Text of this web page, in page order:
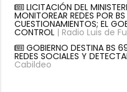
LICITACIÓN DEL
MONITOREAR REDES POR
CUESTIONAMIENTOS; EL
CONTROL| Radio Luis de
GOBIERNO DESTINA BS
REDES SOCIALES Y
Cabildeo